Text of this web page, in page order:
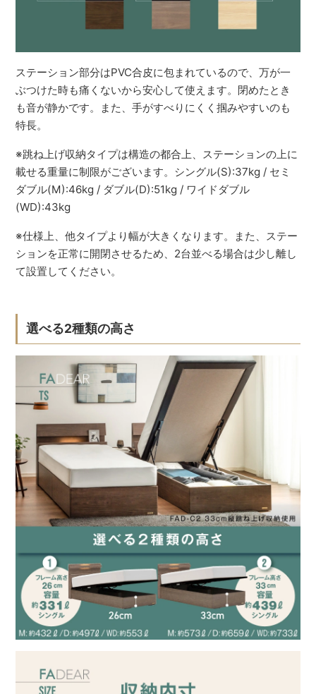
ステーション部分はPVC合皮に包まれているので、万が一
ぶつけた時も痛くないから安心して使えます。閉めたとき
も音が静かです。また、手がすべりにくく掴みやすいのも
特長。
※跳ね上げ収納タイプは構造の都合上、ステーションの上に
載せる重量に制限がございます。シングル(S):37kg / セミ
ダブル(M):46kg / ダブル(D):51kg / ワイドダブル
(WD):43kg
※仕様上、他タイプより幅が大きくなります。また、ステー
ションを正常に開閉させるため、2台並べる場合は少し離し
て設置してください。
選べる2種類の高さ